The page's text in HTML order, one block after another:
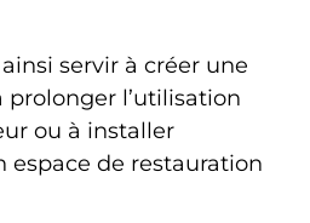
servir à créer une
prolonger l’utilisation
ou à installer
de restauration